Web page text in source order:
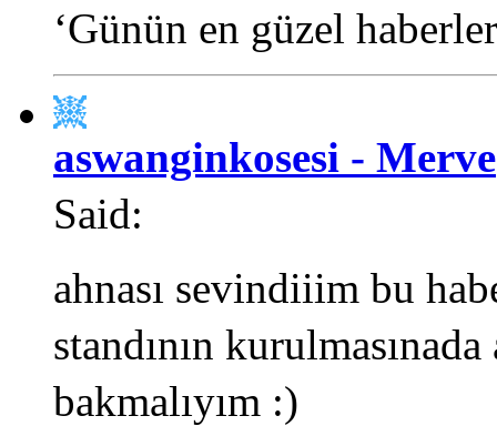
‘Günün en güzel
aswanginkosesi - Merve
Said:
ahnası sevindiiim bu
standının
bakmalıyım :)